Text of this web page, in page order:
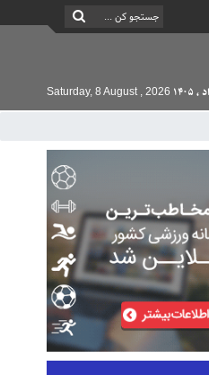
Saturday, 8 August , 2026